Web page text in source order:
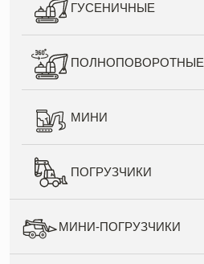
ГУСЕНИЧНЫЕ
ПОЛНОПОВОРОТНЫЕ
МИНИ
ПОГРУЗЧИКИ
МИНИ-ПОГРУЗЧИКИ